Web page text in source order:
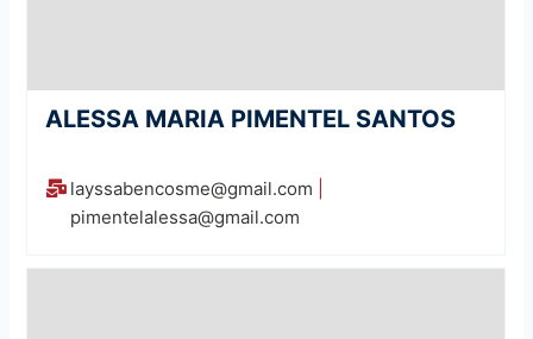
ALESSA MARIA PIMENTEL SANTOS
layssabencosme@gmail.com
pimentelalessa@gmail.com